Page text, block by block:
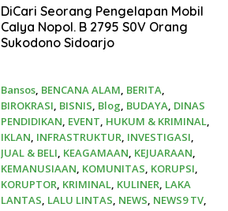
24 November 2024
DiCari Seorang Pengelapan Mobil
Calya Nopol. B 2795 S0V Orang
Sukodono Sidoarjo
Bansos, BENCANA ALAM, BERITA,
BIROKRASI, BISNIS, Blog, BUDAYA, DINAS
PENDIDIKAN, EVENT, HUKUM & KRIMINAL,
IKLAN, INFRASTRUKTUR, INVESTIGASI,
JUAL & BELI, KEAGAMAAN, KEJUARAAN,
KEMANUSIAAN, KOMUNITAS, KORUPSI,
KORUPTOR, KRIMINAL, KULINER, LAKA
LANTAS, LALU LINTAS, NEWS, NEWS9 TV,